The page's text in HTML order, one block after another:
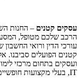
עסקים קטנים – החנות
הרכב שלכם מטופל,
עורכי הדין ורואי
קטנים הפועלים סביבנו.
ועסקים בתחום מרכזי
IT, בעלי מקצועות